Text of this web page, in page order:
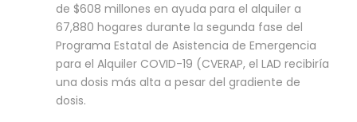
de $608 millones en ayuda para el alquiler a
67,880 hogares durante la segunda fase del
Programa Estatal de Asistencia de Emergencia
para el Alquiler COVID-19 (CVERAP, el LAD recibiría
una dosis más alta a pesar del gradiente de
dosis.